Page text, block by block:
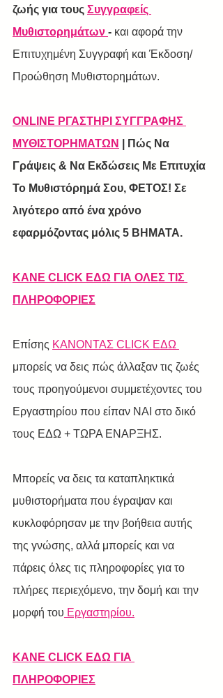
ζωής για τους Συγγραφείς
Μυθιστορημάτων - και αφορά την
Επιτυχημένη Συγγραφή και Έκδοση/
Προώθηση Μυθιστορημάτων.
ONLINE ΡΓΑΣΤΗΡΙ ΣΥΓΓΡΑΦΗΣ
ΜΥΘΙΣΤΟΡΗΜΑΤΩΝ
| Πώς Να
Γράψεις & Να Εκδώσεις Με Επιτυχία
Το Μυθιστόρημά Σου, ΦΕΤΟΣ! Σε
λιγότερο από ένα χρόνο
εφαρμόζοντας μόλις 5 ΒΗΜΑΤΑ.
ΚΑΝΕ CLICK ΕΔΩ ΓΙΑ ΟΛΕΣ ΤΙΣ
ΠΛΗΡΟΦΟΡΙΕΣ
Επίσης ΚΑΝΟΝΤΑΣ CLICK ΕΔΩ
μπορείς να δεις πώς άλλαξαν τις ζωές
τους προηγούμενοι συμμετέχοντες του
Εργαστηρίου που είπαν ΝΑΙ στο δικό
τους ΕΔΩ + ΤΩΡΑ ΕΝΑΡΞΗΣ.
Μπορείς να δεις τα καταπληκτικά
μυθιστορήματα που έγραψαν και
κυκλοφόρησαν με την βοήθεια αυτής
της γνώσης, αλλά μπορείς και να
πάρεις όλες τις πληροφορίες για το
πλήρες περιεχόμενο, την δομή και την
μορφή του Εργαστηρίου.
ΚΑΝΕ CLICK ΕΔΩ ΓΙΑ
ΠΛΗΡΟΦΟΡΙΕΣ